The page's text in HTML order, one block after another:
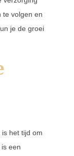
te volgen en
je de groei
het tijd om
een